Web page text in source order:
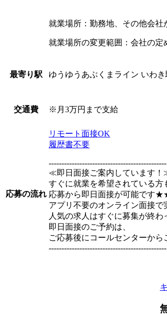
就業場所：勤務地、その他会社
就業場所の変更範囲：会社の定
最寄り駅 ゆうゆうあぶくまライン いわき
交通費 ※月3万円まで支給
応募の流れ
リモート面接OK
履歴書不要
----------------------------------------------
≪即日面接ご案内しています
すぐに就業を希望されている方
応募から即日面接が可能です
アプリ不要のオンライン面接で
人気の求人はすぐに募集が終
即日面接のご予約は、
ご応募後にコールセンターから
----------------------------------------------